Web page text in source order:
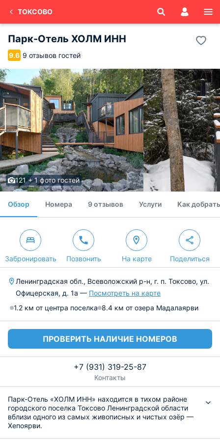
ТОКСОВО
Парк-Отель ХОЛМ ИНН
9.6 9 отзывов гостей
121 + 1 фото гостей
Обзор Номера 9 отзывов Услуги Как
Забронировать Позвонить На карте Поделиться
Ленинградская обл., Всеволожский р-н, г. п. Токсово, ул.
Офицерская, д. 1а — Посмотреть на карте
1.2 км от центра поселка 8.4 км от озера Мадалаярви
ПРОВЕРИТЬ НАЛИЧИЕ НОМЕРОВ
+7 (931) 319-25-87
Контакты
Парк-Отель «ХОЛМ ИНН» находится в тихом районе
городского поселка Токсово Ленинградской области
вблизи одного из самых живописных и чистых озёр —
Хепоярви.